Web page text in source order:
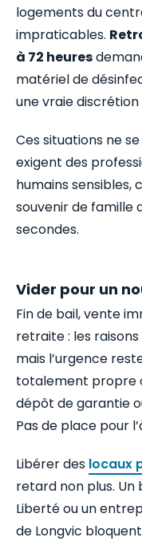
logements du
impraticables.
à 72 heures
matériel de
une vraie
Ces situations ne
exigent des
humains sensibles,
souvenir de famille
secondes.
Vider pour un
Fin de bail, vente
retraite : les
mais l’urgence
totalement propre
dépôt de garantie
Pas de place pour
Libérer des locaux
retard non plus.
Liberté ou un
de Longvic